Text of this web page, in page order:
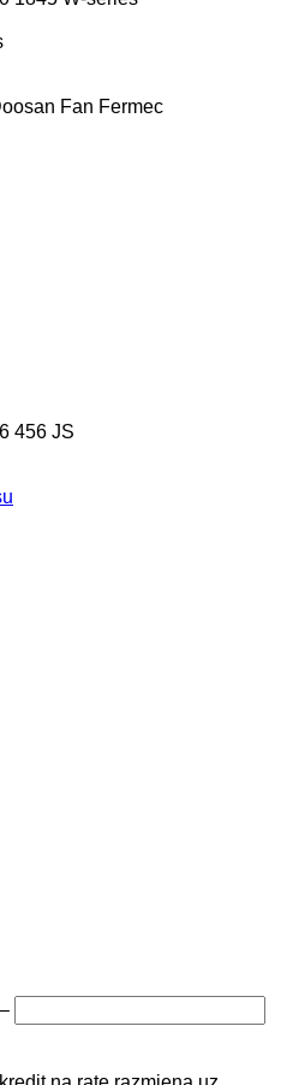
Fan Fermec
456 JS
–